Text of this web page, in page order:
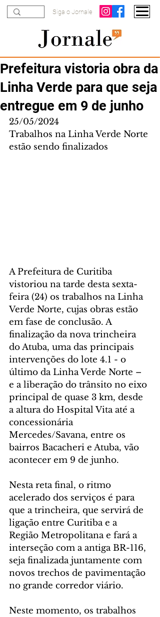
Siga o Jornale
Prefeitura vistoria obra da
Linha Verde para que seja
entregue em 9 de junho
25/05/2024
Trabalhos na Linha Verde Norte
estão sendo finalizados
A Prefeitura de Curitiba
vistoriou na tarde desta sexta-
feira (24) os trabalhos na Linha
Verde Norte, cujas obras estão
em fase de conclusão. A
finalização da nova trincheira
do Atuba, uma das principais
intervenções do lote 4.1 - o
último da Linha Verde Norte –
e a liberação do trânsito no eixo
principal de quase 3 km, desde
a altura do Hospital Vita até a
concessionária
Mercedes/Savana, entre os
bairros Bacacheri e Atuba, vão
acontecer em 9 de junho.
Nesta reta final, o ritmo
acelerado dos serviços é para
que a trincheira, que servirá de
ligação entre Curitiba e a
Região Metropolitana e fará a
interseção com a antiga BR-116,
seja finalizada juntamente com
novos trechos de pavimentação
no grande corredor viário.
Neste momento, os trabalhos